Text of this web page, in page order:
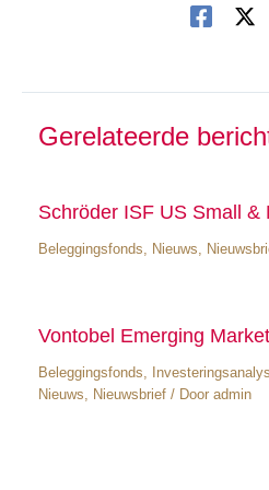
Gerelateerde
Schröder ISF US Small &
Beleggingsfonds, Nieuws,
Vontobel Emerging
Beleggingsfonds
Nieuws
Nieuwsbrief/ Door admin